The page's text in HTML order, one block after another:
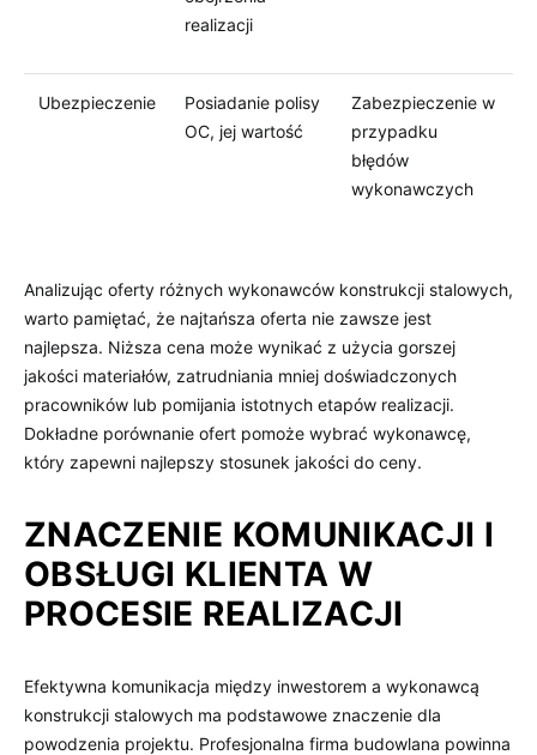
realizacji
Ubezpieczenie
Posiadanie polisy
OC, jej wartość
Zabezpieczenie w
przypadku
błędów
wykonawczych
Analizując oferty różnych wykonawców konstrukcji stalowych,
warto pamiętać, że najtańsza oferta nie zawsze jest
najlepsza. Niższa cena może wynikać z użycia gorszej
jakości materiałów, zatrudniania mniej doświadczonych
pracowników lub pomijania istotnych etapów realizacji.
Dokładne porównanie ofert pomoże wybrać wykonawcę,
który zapewni najlepszy stosunek jakości do ceny.
ZNACZENIE KOMUNIKACJI I
OBSŁUGI KLIENTA W
PROCESIE REALIZACJI
Efektywna komunikacja między inwestorem a wykonawcą
konstrukcji stalowych ma podstawowe znaczenie dla
powodzenia projektu. Profesjonalna firma budowlana powinna